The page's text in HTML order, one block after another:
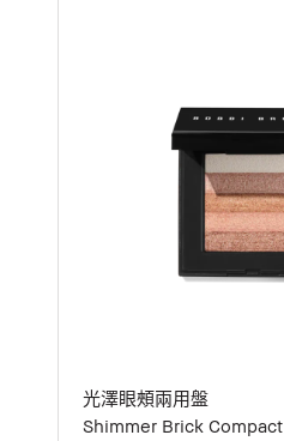
光澤眼頰兩用盤
Shimmer Brick Compact